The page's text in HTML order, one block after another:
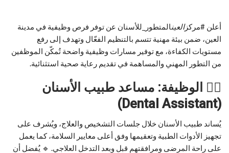
أعلن #مركزالعينالمتطور_للأسنان عن توفر فرص وظيفية في مدينة
العين، ضمن بيئة مهنية تتسم بالتنظيم الفعّال وتهدف إلى رفع
مستويات الكفاءة، مع توفير مسارات وظيفية واضحة تُمكّن الموظفين
من التطور المهني والمساهمة في تقديم رعاية صحية استثنائية.
👩‍⚕️ الوظيفة: مساعد طبيب الأسنان
(Dental Assistant)
يُساند طبيب الأسنان خلال جلسات التشخيص والعلاج، ويُشرف على
تجهيز الأدوات الطبية وتعقيمها وفق أعلى معايير السلامة، كما يعمل
على راحة المرضى ومرافقتهم قبل وبعد التدخل العلاجي. 🔹 يُفضل أن